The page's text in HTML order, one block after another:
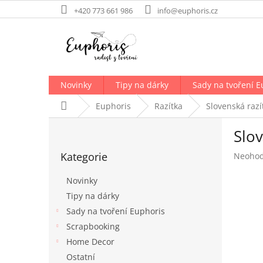
na
+420 773 661 986 info@euphoris.cz
Novinky Tipy na dárky Sady na tvoření
Domů Euphoris Razítka Slovenská
kategorie
Kategorie
Novinky
Tipy na dárky
Sady na tvoření Euphoris
Scrapbooking
Home Decor
Ostatní